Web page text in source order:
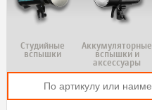
Студийные
вспышки
Аккумуляторные
вспышки и
аксессуары